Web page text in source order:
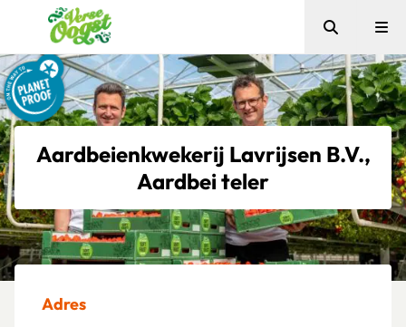
Verse Oogst
Zoeken
Aardbeienkwekerij Lavrijsen B.V.,
Aardbei teler
Adres